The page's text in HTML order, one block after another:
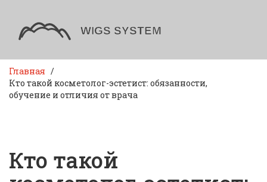
Главная
Кто такой косметолог-эстетист: обязанности,
обучение и отличия от врача
Кто такой